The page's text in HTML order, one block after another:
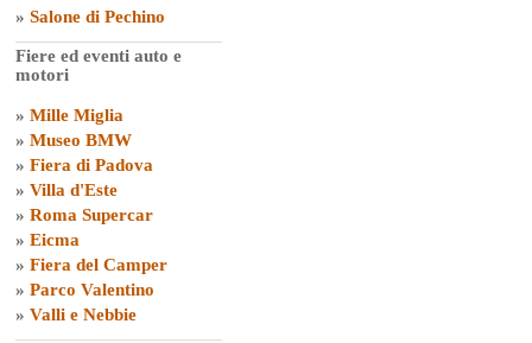
» Salone di Pechino
Fiere ed eventi auto e
motori
» Mille Miglia
» Museo BMW
» Fiera di Padova
» Villa d'Este
» Roma Supercar
» Eicma
» Fiera del Camper
» Parco Valentino
» Valli e Nebbie